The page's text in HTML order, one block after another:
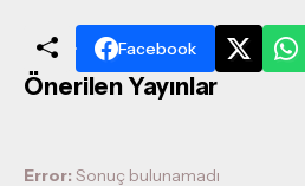
Facebook
Önerilen Yayınlar
Error: Sonuç bulunamadı